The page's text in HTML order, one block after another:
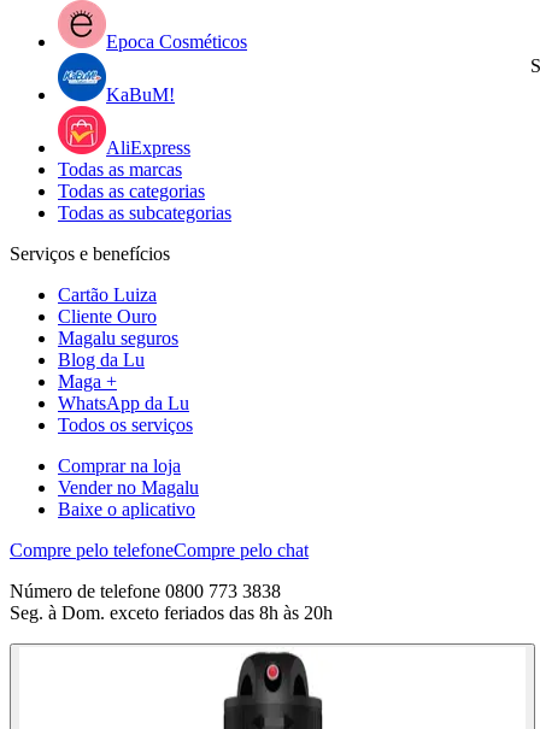
Epoca Cosméticos
KaBuM!
AliExpress
Todas as marcas
Todas as categorias
Todas as subcategorias
Serviços e benefícios
Cartão Luiza
Cliente Ouro
Magalu seguros
Blog da Lu
Maga +
WhatsApp da Lu
Todos os serviços
Comprar na loja
Vender no Magalu
Baixe o aplicativo
Compre pelo telefoneCompre pelo chat
Número de telefone 0800 773 3838
Seg. à Dom. exceto feriados das 8h às 20h